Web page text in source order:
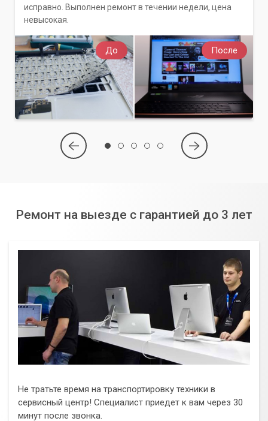
До После
исправно. Выполнен ремонт в течении недели, цена
невысокая.
Ремонт на выезде с гарантией до 3 лет
Не тратьте время на транспортировку техники в
сервисный центр! Специалист приедет к вам через 30
минут после звонка.